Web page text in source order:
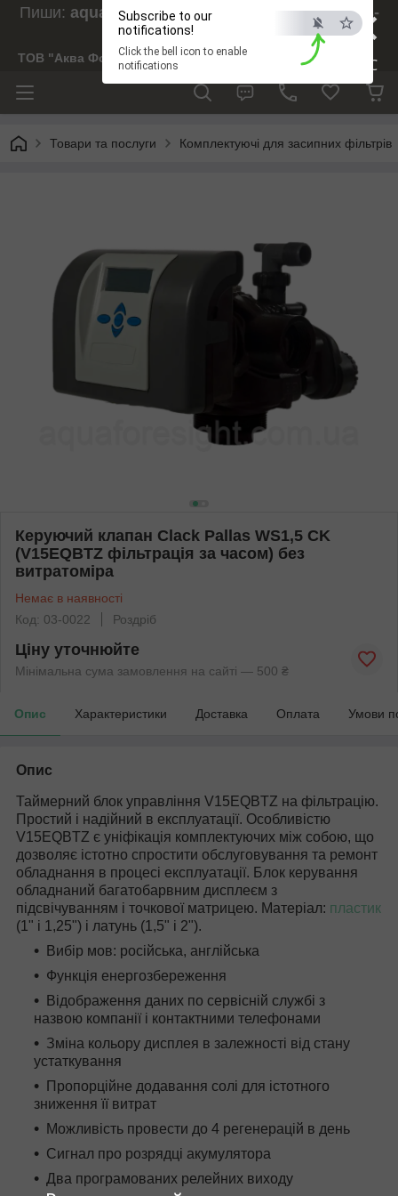
×
ESC
Subscribe to our
notifications!
Click the bell icon to enable
notifications
Пиши: aquaforesight@gmail.com , Дзвони:073-
238-29-97
ТОВ "Аква Форсайт"
Товари та послуги Комплектуючі для засипних фільтрів
Керуючий клапан Clack Pallas WS1,5 CK
(V15EQBTZ фільтрація за часом) без
витратоміра
Немає в наявності
Код: 03-0022
Роздріб
Ціну уточнюйте
Мінімальна сума замовлення на сайті — 500 ₴
Опис Характеристики Доставка Оплата Умови
Опис
Таймерний блок управління V15EQBTZ на фільтрацію.
Простий і надійний в експлуатації. Особливістю
V15EQBTZ є уніфікація комплектуючих між собою, що
дозволяє істотно спростити обслуговування та ремонт
обладнання в процесі експлуатації. Блок керування
обладнаний багатобарвним дисплеєм з
підсвічуванням і точкової матрицею. Матеріал: пластик
(1" і 1,25") і латунь (1,5" і 2").
Вибір мов: російська, англійська
Функція енергозбереження
Відображення даних по сервісній службі з
назвою компанії і контактними телефонами
Зміна кольору дисплея в залежності від стану
устаткування
Пропорційне додавання солі для істотного
зниження її витрат
Можливість провести до 4 регенерацій в день
Сигнал про розрядці акумулятора
Два програмованих релейних виходу